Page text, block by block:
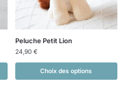
Peluche Petit Lion
24,90 €
Choix des options